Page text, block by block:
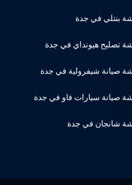
بنتلي في جدة
تصليح هيونداي في جدة
صيانة شيفرولية في جدة
صيانة سيارات فاو في جدة
شانجان في جدة